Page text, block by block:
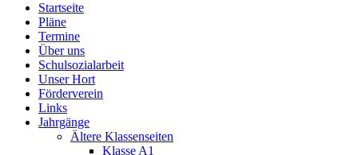
Startseite
Pläne
Termine
Über uns
Schulsozialarbeit
Unser Hort
Förderverein
Links
Jahrgänge
Ältere Klassenseiten
Klasse A1